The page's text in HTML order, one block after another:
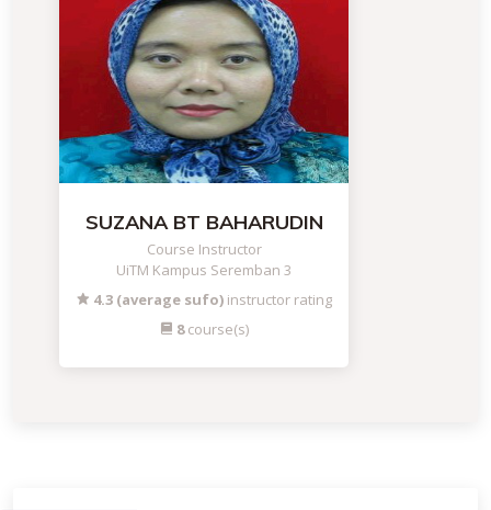
SUZANA BT BAHARUDIN
Course Instructor
UiTM Kampus Seremban 3
4.3 (average sufo) instructor rating
8course(s)